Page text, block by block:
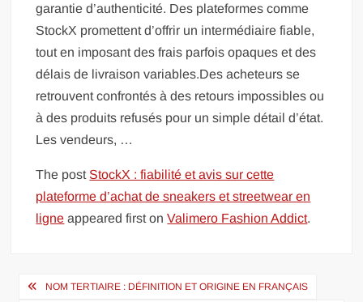
garantie d’authenticité. Des plateformes comme
StockX promettent d’offrir un intermédiaire fiable,
tout en imposant des frais parfois opaques et des
délais de livraison variables.Des acheteurs se
retrouvent confrontés à des retours impossibles ou
à des produits refusés pour un simple détail d’état.
Les vendeurs, …
The post StockX : fiabilité et avis sur cette
plateforme d’achat de sneakers et streetwear en
ligne appeared first onValimero Fashion Addict.
Navigation
NOM TERTIAIRE : DÉFINITION ET ORIGINE EN FRANÇAIS